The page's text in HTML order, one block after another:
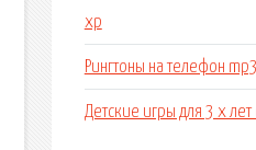
xp
Рингтоны на телефон
Детские игры для 3 х лет